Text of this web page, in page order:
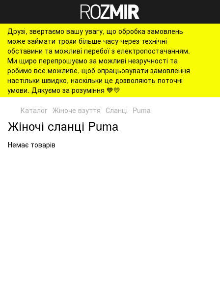
Друзі, звертаємо вашу увагу, що обробка замовлень
може займати трохи більше часу через технічні
обставини та можливі перебої з електропостачанням.
Ми щиро перепрошуємо за можливі незручності та
робимо все можливе, щоб опрацьовувати замовлення
настільки швидко, наскільки це дозволяють поточні
умови. Дякуємо за розуміння 💙💛
Каталог Жіноче взуття Сланці Puma
Жіночі сланці Puma
Немає товарів